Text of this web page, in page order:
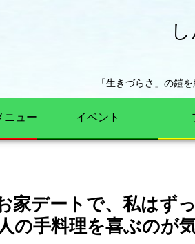
「生きづらさ」の
ニュー イベント
家デートで、私はず
の手料理を喜ぶのが